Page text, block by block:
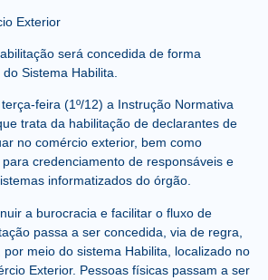
Exterior
será concedida de forma
Sistema Habilita.
feira (1º/12) a Instrução Normativa
trata da habilitação de declarantes de
no comércio exterior, bem como
credenciamento de responsáveis e
informatizados do órgão.
a burocracia e facilitar o fluxo de
passa a ser concedida, via de regra,
meio do sistema Habilita, localizado no
Exterior. Pessoas físicas passam a ser